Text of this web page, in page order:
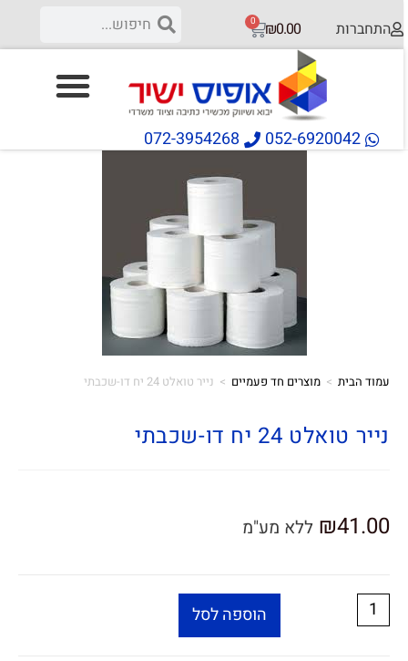
התחברות ₪0.00
0
052-6920042
072-3954268
עמוד הבית > מוצרים חד פעמיים > נייר טואלט 24 יח דו-שכבתי
נייר טואלט 24 יח דו-שכבתי
₪41.00 ללא מע"מ
הוספה לסל